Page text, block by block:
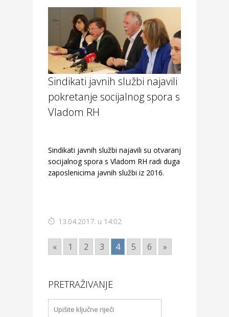
Sindikati javnih službi najavili
pokretanje socijalnog spora s
Vladom RH
Sindikati javnih službi najavili su otvaranje
socijalnog spora s Vladom RH radi duga prema
zaposlenicima javnih službi iz 2016.
13.04.2017. u 14:02
« 1 2 3 4 5 6 »
PRETRAŽIVANJE